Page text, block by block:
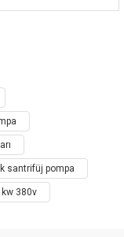
santrifüj pompa
380v